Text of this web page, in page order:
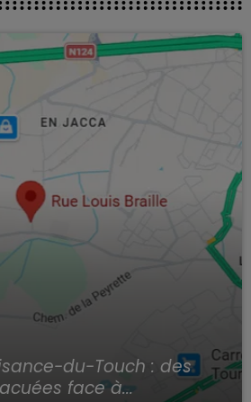
du-Touch : des
face à...